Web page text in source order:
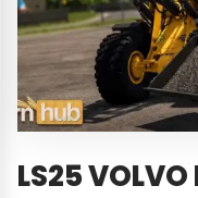
LS25